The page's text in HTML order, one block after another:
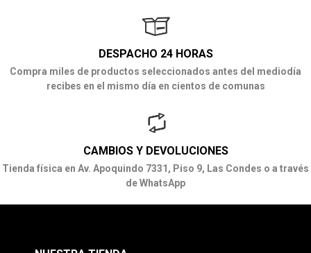
DESPACHO 24 HORAS
Compra miles de productos seleccionados antes del mediodía
recibes en el mismo día en cientos de comunas
CAMBIOS Y DEVOLUCIONES
Tienda física en Av. Apoquindo 7331, Piso 9, Las Condes o a través
de WhatsApp